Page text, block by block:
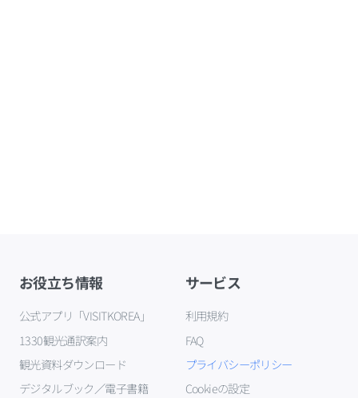
お役立ち情報
公式アプリ「VISITKOREA」
1330観光通訳案内
観光資料ダウンロード
デジタルブック／電子書籍
サービス
利用規約
FAQ
プライバシーポリシー
Cookieの設定